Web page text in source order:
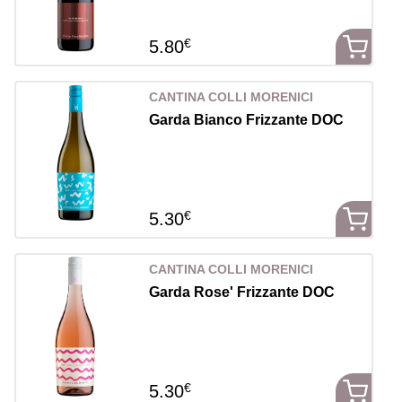
5.80€
CANTINA COLLI MORENICI
Garda Bianco Frizzante DOC
5.30€
CANTINA COLLI MORENICI
Garda Rose' Frizzante DOC
5.30€